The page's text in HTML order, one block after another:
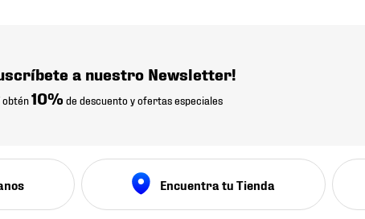
a nuestro Newsletter!
obtén10% de descuento y ofertas especiales
Encuentra tu Tienda